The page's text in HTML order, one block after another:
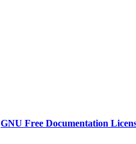
GNU Free Documentation